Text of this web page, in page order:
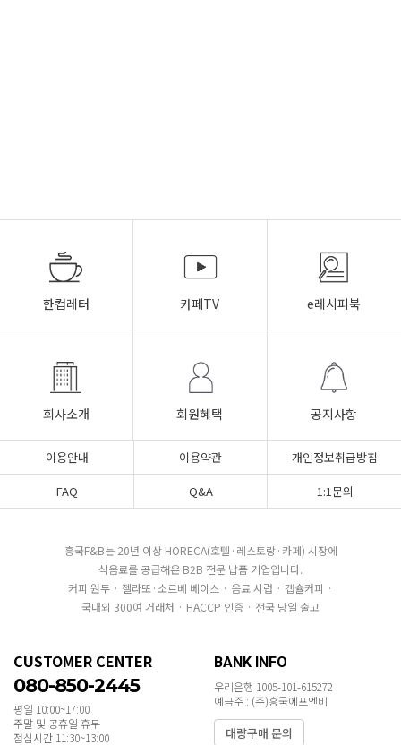
한컵레터 카페TV e레시피북
회사소개 회원혜택 공지사항
이용안내 이용약관
개인정보취급방침
FAQ
Q&A 1:1문의
흥국F&B는 20년 이상 HORECA(호텔·레스토랑·카페) 시장에
식음료를 공급해온 B2B 전문 납품 기업입니다.
커피 원두 · 젤라또·소르베 베이스 · 음료 시럽 · 캡슐커피 ·
국내외 300여 거래처 · HACCP 인증 · 전국 당일 출고
CUSTOMER CENTER
080-850-2445
평일 10:00~17:00
주말 및 공휴일 휴무
점심시간 11:30~13:00
BANK INFO
우리은행 1005-101-615272
예금주 : (주)흥국에프엔비
대량구매 문의